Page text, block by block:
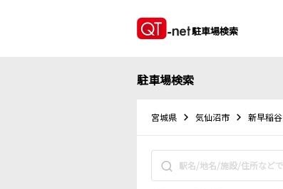
駐車場検索
駐車場検索
宮城県 気仙沼市 新早稲谷